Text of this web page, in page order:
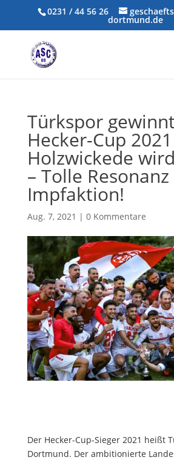
0231 / 44 56 26
dortmund.de
Türkspor gewinnt
Hecker-Cup
Holzwickede
– Tolle
Impfaktion!
Aug. 7, 2021 | 0 Kommentare
Der Hecker-Cup-Sieger 2021 heißt
Dortmund. Der ambitionierte